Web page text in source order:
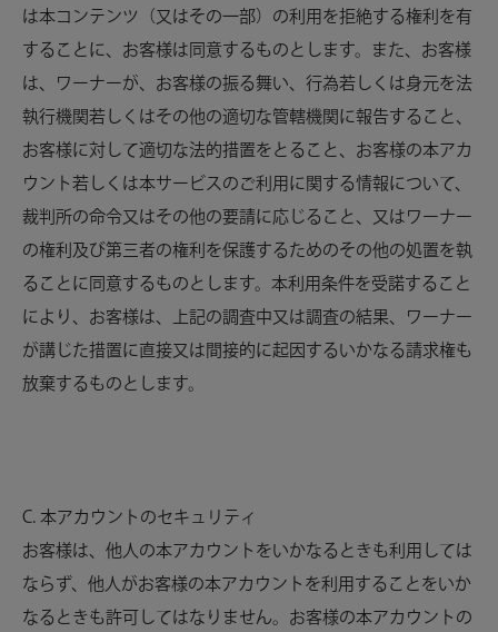
は本コンテンツ（又はその一部）の利用を拒絶する権利を有
することに、お客様は同意するものとします。また、お客様
は、ワーナーが、お客様の振る舞い、行為若しくは身元を法
執行機関若しくはその他の適切な管轄機関に報告すること、
お客様に対して適切な法的措置をとること、お客様の本アカ
ウント若しくは本サービスのご利用に関する情報について、
裁判所の命令又はその他の要請に応じること、又はワーナー
の権利及び第三者の権利を保護するためのその他の処置を執
ることに同意するものとします。 本利用条件を受諾すること
により、お客様は、上記の調査中又は調査の結果、ワーナー
が講じた措置に直接又は間接的に起因するいかなる請求権も
放棄するものとします。
C. 本アカウントのセキュリティ
お客様は、他人の本アカウントをいかなるときも利用しては
ならず、他人がお客様の本アカウントを利用することをいか
なるときも許可してはなりません。お客様の本アカウントの